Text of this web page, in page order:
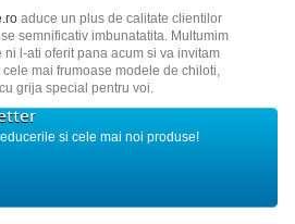
aduce un plus de calitate clientilor
semnificativ imbunatatita. Multumim
l-ati oferit pana acum si va invitam
mai frumoase modele de chiloti,
grija special pentru voi.
si cele mai noi produse!